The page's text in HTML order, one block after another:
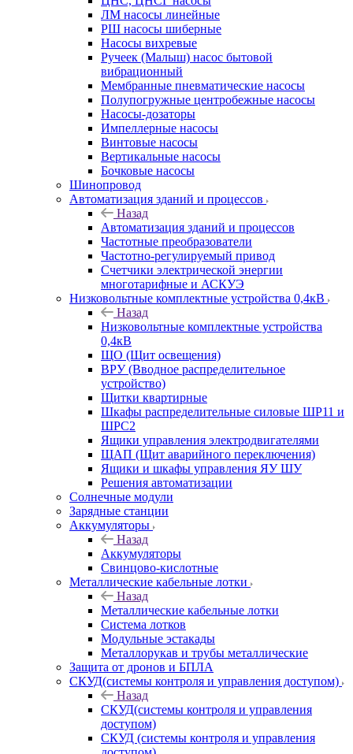
ЛМ насосы линейные
РШ насосы шиберные
Насосы вихревые
Ручеек (Малыш) насос бытовой
вибрационный
Мембранные пневматические насосы
Полупогружные центробежные насосы
Насосы-дозаторы
Импеллерные насосы
Винтовые насосы
Вертикальные насосы
Бочковые насосы
Шинопровод
Автоматизация зданий и процессов
Назад
Автоматизация зданий и процессов
Частотные преобразователи
Частотно-регулируемый привод
Счетчики электрической энергии
многотарифные и АСКУЭ
Низковольтные комплектные устройства 0,4кВ
Назад
Низковольтные комплектные устройства
0,4кВ
ЩО (Щит освещения)
ВРУ (Вводное распределительное
устройство)
Щитки квартирные
Шкафы распределительные силовые ШР11 и
ШРС2
Ящики управления электродвигателями
ЩАП (Щит аварийного переключения)
Ящики и шкафы управления ЯУ ШУ
Решения автоматизации
Солнечные модули
Зарядные станции
Аккумуляторы
Назад
Аккумуляторы
Свинцово-кислотные
Металлические кабельные лотки
Назад
Металлические кабельные лотки
Система лотков
Модульные эстакады
Металлорукав и трубы металлические
Защита от дронов и БПЛА
СКУД(системы контроля и управления доступом)
Назад
СКУД(системы контроля и управления
доступом)
СКУД (системы контроля и управления